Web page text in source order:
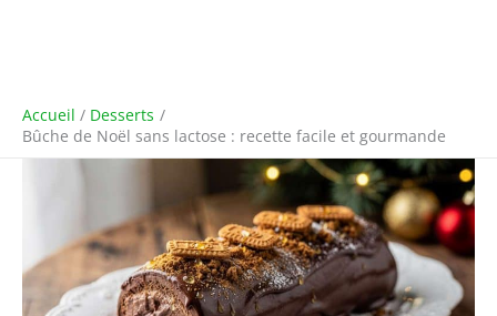
Accueil
Desserts
Bûche de Noël sans lactose : recette facile et gourmande